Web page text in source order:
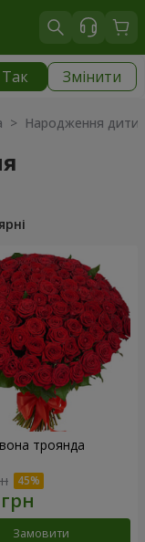
Так Змінити
> Народження
троянда
Замовити